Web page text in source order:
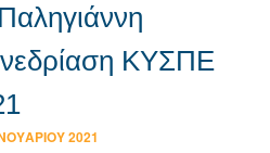
ΚΥΣΠΕ
2021